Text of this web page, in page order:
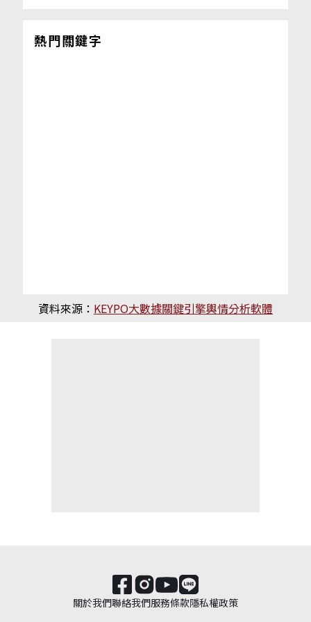
熱門關鍵字
資料來源： KEYPO大數據關鍵引擎輿情分析軟體
關於我們聯絡我們服務條款隱私權政策